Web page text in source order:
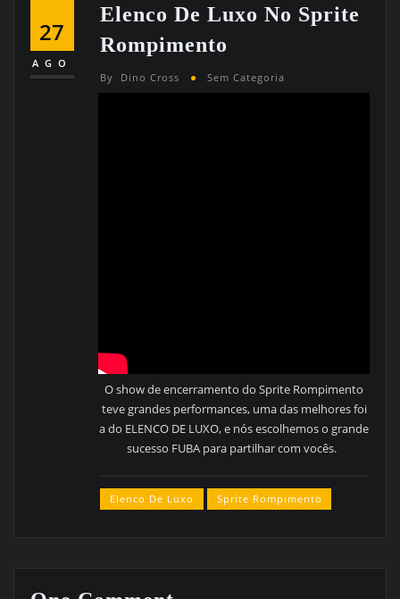
27
AGO
Elenco De Luxo No Sprite
Rompimento
By Dino Cross Sem Categoria
O show de encerramento do Sprite Rompimento
teve grandes performances, uma das melhores foi
a do ELENCO DE LUXO, e nós escolhemos o grande
sucesso FUBA para partilhar com vocês.
Elenco De Luxo Sprite Rompimento